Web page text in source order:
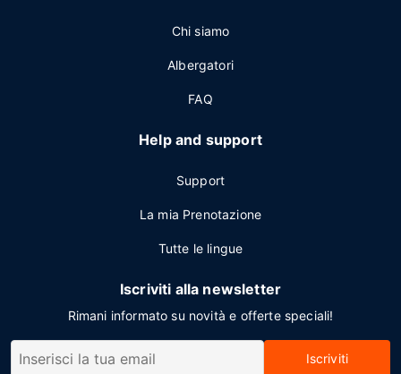
Chi siamo
Albergatori
FAQ
Help and support
Support
La mia Prenotazione
Tutte le lingue
Iscriviti alla newsletter
Rimani informato su novità e offerte speciali!
Iscriviti